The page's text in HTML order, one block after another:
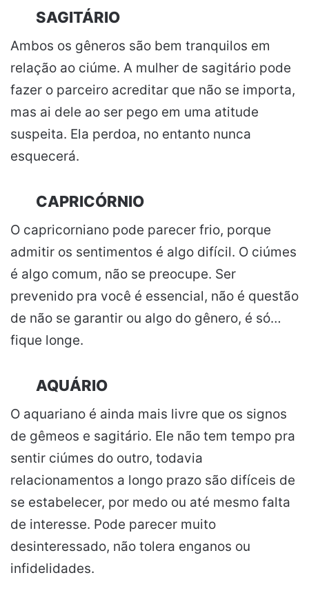
SAGITÁRIO
Ambos os gêneros são bem tranquilos em
relação ao ciúme. A mulher de sagitário pode
fazer o parceiro acreditar que não se importa,
mas ai dele ao ser pego em uma atitude
suspeita. Ela perdoa, no entanto nunca
esquecerá.
CAPRICÓRNIO
O capricorniano pode parecer frio, porque
admitir os sentimentos é algo difícil. O ciúmes
é algo comum, não se preocupe. Ser
prevenido pra você é essencial, não é questão
de não se garantir ou algo do gênero, é só…
fique longe.
AQUÁRIO
O aquariano é ainda mais livre que os signos
de gêmeos e sagitário. Ele não tem tempo pra
sentir ciúmes do outro, todavia
relacionamentos a longo prazo são difíceis de
se estabelecer, por medo ou até mesmo falta
de interesse. Pode parecer muito
desinteressado, não tolera enganos ou
infidelidades.